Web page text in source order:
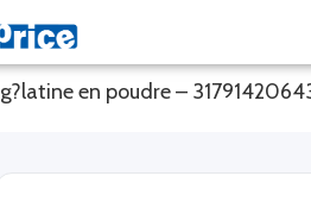
g?latine en poudre –